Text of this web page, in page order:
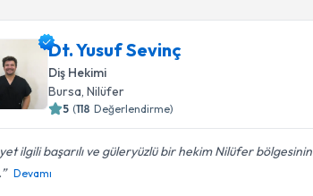
Dt. Yusuf Sevinç
Diş Hekimi
Bursa,Nilüfer
5 (118 Değerlendirme)
ilgili başarılı ve güleryüzlü bir hekim Nilüfer bölgesinin
Devamı